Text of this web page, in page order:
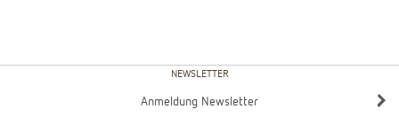
NEWSLETTER
Anmeldung Newsletter